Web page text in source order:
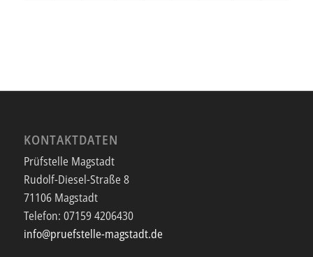
KONTAKTDATEN
Prüfstelle Magstadt
Rudolf-Diesel-Straße 8
71106 Magstadt
Telefon: 07159 4206430
info@pruefstelle-magstadt.de